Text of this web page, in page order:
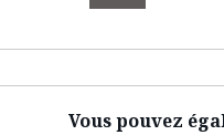
Vous pouvez